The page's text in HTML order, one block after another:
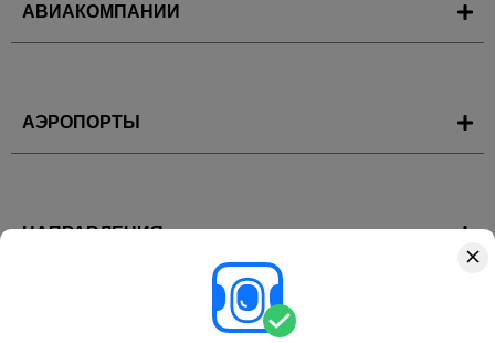
АВИАКОМПАНИИ
АЭРОПОРТЫ
НАПРАВЛЕНИЯ